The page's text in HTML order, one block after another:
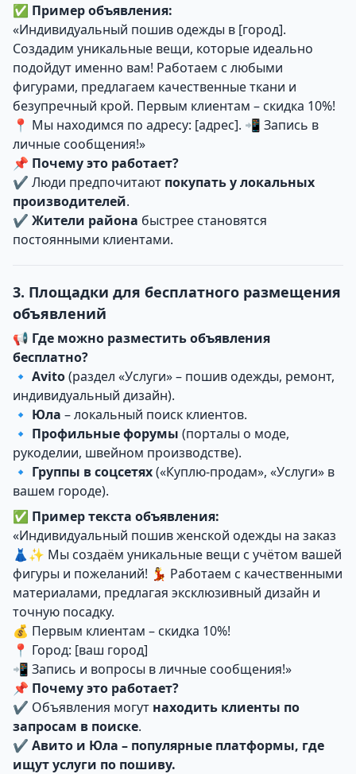
✅ Пример объявления:
«Индивидуальный пошив одежды в [город].
Создадим уникальные вещи, которые идеально
подойдут именно вам! Работаем с любыми
фигурами, предлагаем качественные ткани и
безупречный крой. Первым клиентам – скидка 10%!
📍 Мы находимся по адресу: [адрес]. 📲 Запись в
личные сообщения!»
📌 Почему это работает?
✔ Люди предпочитают покупать у локальных
производителей.
✔ Жители района быстрее становятся
постоянными клиентами.
3. Площадки для бесплатного размещения
объявлений
📢 Где можно разместить объявления
бесплатно?
🔹 Avito(раздел «Услуги» – пошив одежды, ремонт,
индивидуальный дизайн).
🔹 Юла – локальный поиск клиентов.
🔹 Профильные форумы (порталы о моде,
рукоделии, швейном производстве).
🔹 Группы в соцсетях(«Куплю-продам», «Услуги» в
вашем городе).
✅ Пример текста объявления:
«Индивидуальный пошив женской одежды на заказ
👗✨ Мы создаём уникальные вещи с учётом вашей
фигуры и пожеланий! 💃 Работаем с качественными
материалами, предлагая эксклюзивный дизайн и
точную посадку.
💰 Первым клиентам – скидка 10%!
📍 Город: [ваш город]
📲 Запись и вопросы в личные сообщения!»
📌 Почему это работает?
✔ Объявления могут находить клиенты по
запросам в поиске.
✔ Авито и Юла – популярные платформы, где
ищут услуги по пошиву.